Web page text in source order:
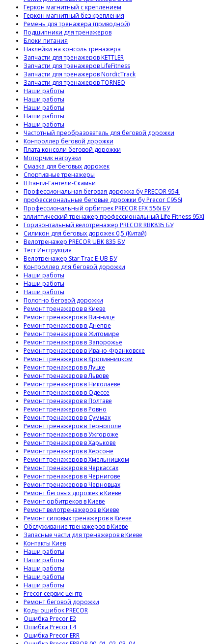
Геркон магнитный с креплением
Геркон магнитный без крепления
Ремень для тренажера (приводной)
Подшипники для тренажеров
Блоки питания
Наклейки на консоль тренажера
Запчасти для тренажеров KETTLER
Запчасти для тренажеров LifeFitness
Запчасти для тренажеров NordicTrack
Запчасти для тренажеров TORNEO
Наши работы
Наши работы
Наши работы
Наши работы
Наши работы
Частотный преобразователь для беговой дорожки
Контроллер беговой дорожки
Плата консоли беговой дорожки
Моторчик нагрузки
Смазка для беговых дорожек
Спортивные тренажеры
Штанги-Гантели-Скамьи
Профессиональная беговая дорожка бу PRECOR 954I
профессиональные беговые дорожки бу Precor C956I
Профессиональный орбитрек PRECOR EFX 556i БУ
эллиптический тренажер профессиональный Life Fitness 95XI
Горизонтальный велотренажер PRECOR RBK835 БУ
Силикон для беговых дорожек 0,5 (Китай)
Велотренажер PRECOR UBK 835 БУ
Тест Инструкция
Велотренажер Star Trac E-UB БУ
Контроллер для беговой дорожки
Наши работы
Наши работы
Наши работы
Полотно беговой дорожки
Ремонт тренажеров в Киеве
Ремонт тренажеров в Виннице
Ремонт тренажеров в Днепре
Ремонт тренажеров в Житомире
Ремонт тренажеров в Запорожье
Ремонт тренажеров в Ивано-Франковске
Ремонт тренажеров в Кропивницком
Ремонт тренажеров в Луцке
Ремонт тренажеров в Львове
Ремонт тренажеров в Николаеве
Ремонт тренажеров в Одессе
Ремонт тренажеров в Полтаве
Ремонт тренажеров в Ровно
Ремонт тренажеров в Суммах
Ремонт тренажеров в Тернополе
Ремонт тренажеров в Ужгороже
Ремонт тренажеров в Харькове
Ремонт тренажеров в Херсоне
Ремонт тренажеров в Хмельницком
Ремонт тренажеров в Черкассах
Ремонт тренажеров в Чернигове
Ремонт тренажеров в Черновцах
Ремонт беговых дорожек в Киеве
Ремонт орбитреков в Киеве
Ремонт велотренажеров в Киеве
Ремонт силовых тренажеров в Киеве
Обслуживание тренажеров в Киеве
Запасные части для тренажеров в Киеве
Контакты Киев
Наши работы
Наши работы
Наши работы
Наши работы
Наши работы
Precor сервис центр
Ремонт беговой дорожки
Коды ошибок PRECOR
Ошибка Precor E2
Ошибка Precor E4
Ошибка Precor ERR